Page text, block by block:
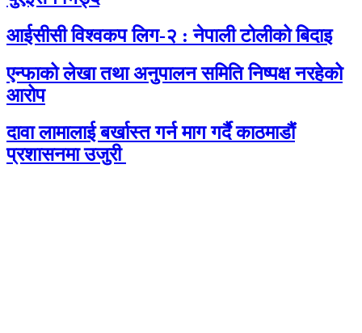
आईसीसी विश्वकप लिग-२ : नेपाली टोलीको बिदाइ
एन्फाको लेखा तथा अनुपालन समिति निष्पक्ष नरहेको
आरोप
दावा लामालाई बर्खास्त गर्न माग गर्दै काठमाडौंं
प्रशासनमा उजुरी